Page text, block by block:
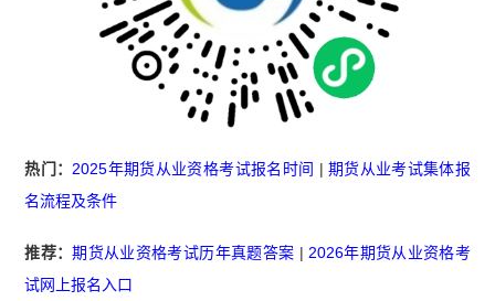
热门： 2025年期货从业资格考试报名时间 | 期货从业考试集体报
名流程及条件
推荐：期货从业资格考试历年真题答案 | 2026年期货从业资格考
试网上报名入口